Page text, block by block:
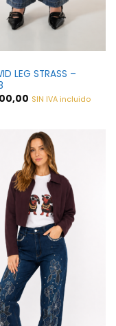
LEG STRASS –
SIN IVA incluido